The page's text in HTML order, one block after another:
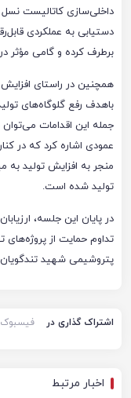
داخلی‌سازی کاتالیست نسل
دستیابی به عملکردی
برطرف کرده و گامی مؤثر
همچنین در راستای افزایش
باهدف رفع گلوگاه‌های
جمله این اقدامات می‌توان
عمودی اشاره کرد که در
تولید شده است.
در پایان این جلسه،
تداوم حمایت از
پتروشیمی شهید تندگویان
اشتراک گذاری در فیسبوک
اخبار مرتبط